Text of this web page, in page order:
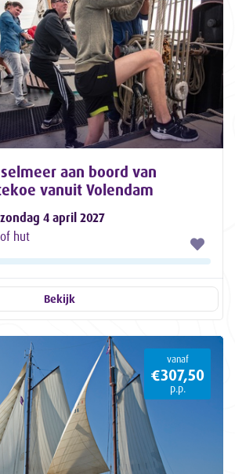
aan boord van
vanuit Volendam
4 april 2027
hut
Bekijk
vanaf
€307,50
p.p.